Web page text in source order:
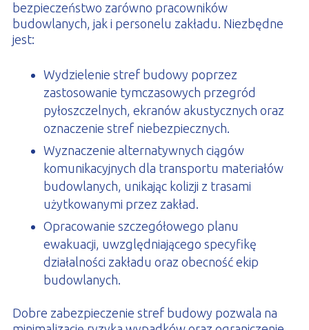
bezpieczeństwo zarówno pracowników
budowlanych, jak i personelu zakładu. Niezbędne
jest:
Wydzielenie stref budowy poprzez
zastosowanie tymczasowych przegród
pyłoszczelnych, ekranów akustycznych oraz
oznaczenie stref niebezpiecznych.
Wyznaczenie alternatywnych ciągów
komunikacyjnych dla transportu materiałów
budowlanych, unikając kolizji z trasami
użytkowanymi przez zakład.
Opracowanie szczegółowego planu
ewakuacji, uwzględniającego specyfikę
działalności zakładu oraz obecność ekip
budowlanych.
Dobre zabezpieczenie stref budowy pozwala na